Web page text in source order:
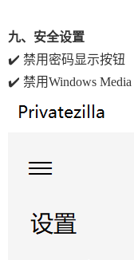
九、安全设置
✔️ 禁用密码显示按钮
✔️ 禁用Windows Media